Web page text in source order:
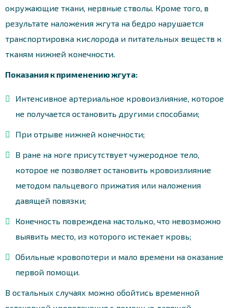
окружающие ткани, нервные стволы. Кроме того, в
результате наложения жгута на бедро нарушается
транспортировка кислорода и питательных веществ к
тканям нижней конечности.
Показания к применению жгута:
Интенсивное артериальное кровоизлияние, которое
не получается остановить другими способами;
При отрыве нижней конечности;
В ране на ноге присутствует чужеродное тело,
которое не позволяет остановить кровоизлияние
методом пальцевого прижатия или наложения
давящей повязки;
Конечность повреждена настолько, что невозможно
выявить место, из которого истекает кровь;
Обильные кровопотери и мало времени на оказание
первой помощи.
В остальных случаях можно обойтись временной